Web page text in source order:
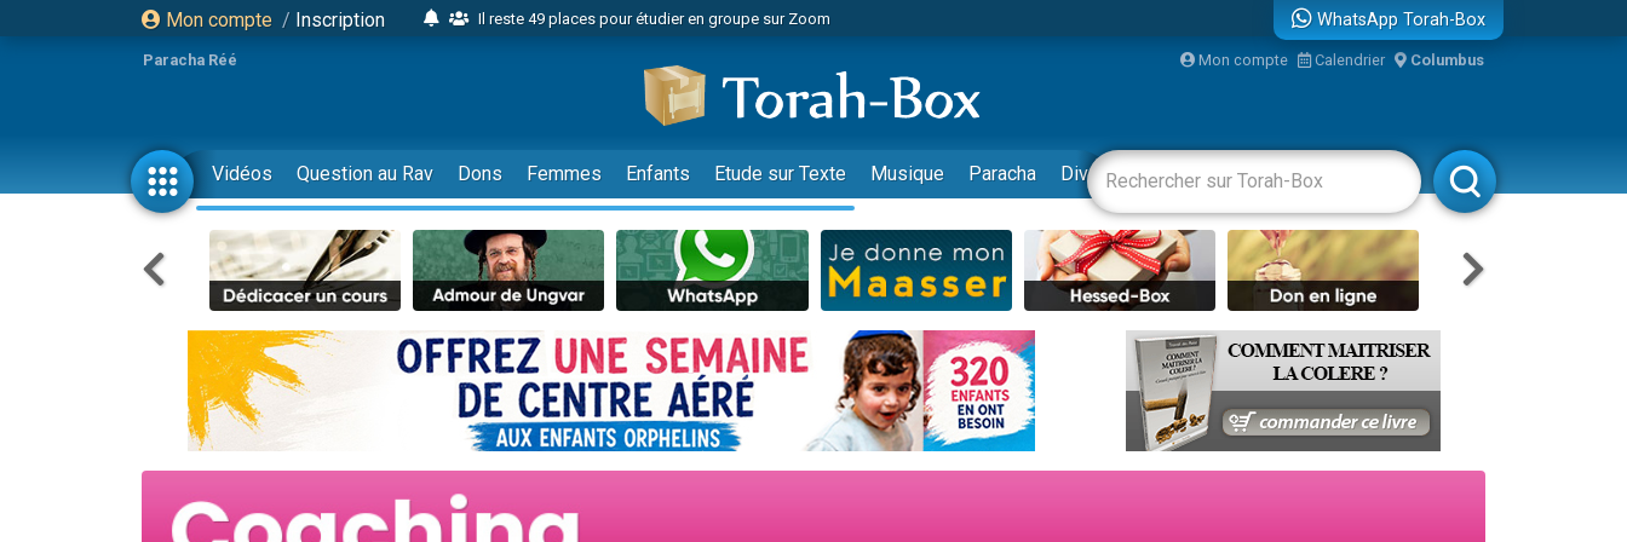
Mon compte / Inscription
Il reste 49 places pour étudier en groupe sur Zoom
2 personnes viennent de nous rejoindre sur WhatsApp
6 personnes viennent de nous rejoindre sur WhatsApp
4 personnes viennent de faire un don pour Reloger Rivka, 6 enfants, victime de violences...
2 personnes viennent de faire un don pour 1 Journée de Vacances Pour les Enfants
17 personnes viennent de demander une bénédiction
4 personnes viennent de nous rejoindre sur WhatsApp
Il reste 49 places pour étudier en groupe sur Zoom
Eva vient de donner son Maasser
4 personnes viennent de nous rejoindre sur WhatsApp
3 personnes viennent de nous rejoindre sur WhatsApp
Odaya vient de donner son Maasser
2 personnes viennent de nous rejoindre sur WhatsApp
WhatsApp Torah-Box
Paracha Réé Mon compte Calendrier Columbus
Vidéos Question au Rav Dons Femmes Enfants Etude sur Texte Musique Paracha Divertissements Livres Rabbanim